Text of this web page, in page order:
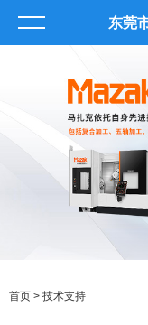
东莞
首页 > 技术支持